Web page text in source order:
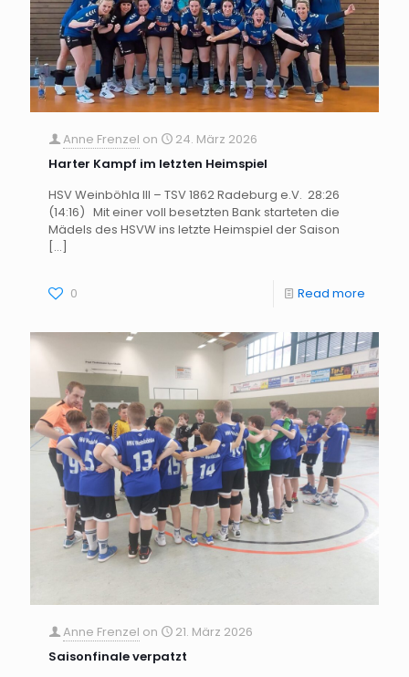
Anne Frenzel on
24. März 2026
Harter Kampf im letzten Heimspiel
HSV Weinböhla III – TSV 1862 Radeburg e.V. 28:26
(14:16) Mit einer voll besetzten Bank starteten die
Mädels des HSVW ins letzte Heimspiel der Saison
[…]
0 Read more
Anne Frenzel on
21. März 2026
Saisonfinale verpatzt